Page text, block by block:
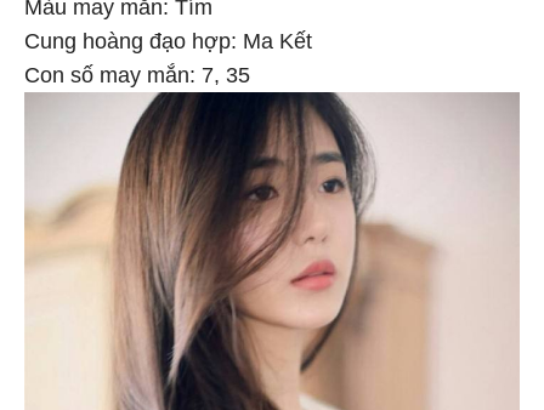
Màu may mắn: Tím
Cung hoàng đạo hợp: Ma Kết
Con số may mắn: 7, 35